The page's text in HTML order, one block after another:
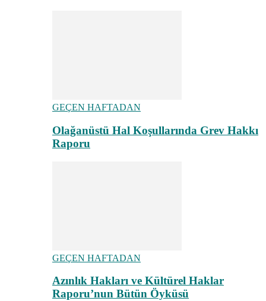
GEÇEN HAFTADAN
Olağanüstü Hal Koşullarında Grev Hakkı
Raporu
GEÇEN HAFTADAN
Azınlık Hakları ve Kültürel Haklar
Raporu’nun Bütün Öyküsü